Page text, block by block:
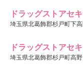
ドラッグストアセ
埼玉県北葛飾郡杉戸町下
ドラッグストアセ
埼玉県北葛飾郡杉戸町高